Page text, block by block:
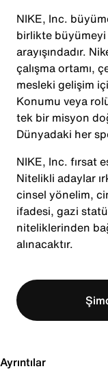
NIKE, Inc.
birlikte büyümeyi
arayışındadır.
çalışma ortamı,
mesleki gelişim
Konumu veya
tek bir misyon
Dünyadaki her
NIKE, Inc. fırsat
Nitelikli adaylar
cinsel yönelim,
ifadesi, gazi
niteliklerinden
alınacaktır.
Ayrıntılar